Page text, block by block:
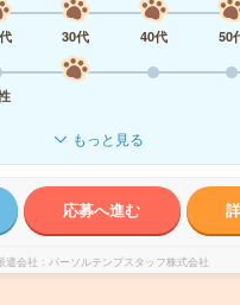
30代 40代 50
もっと見る
応募へ進む
遣会社 パーソルテンプスタッフ株式会社